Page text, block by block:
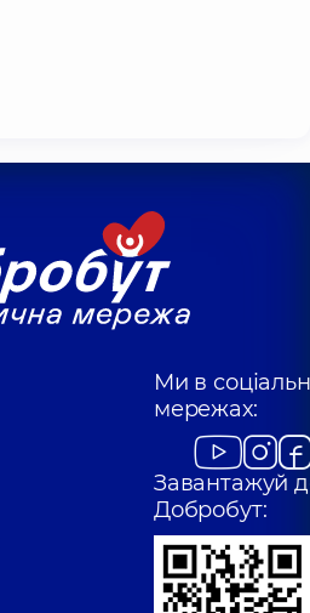
Ми в
мережах:
Завантажуй
Добробут: